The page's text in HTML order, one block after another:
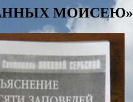
МОИСЕЮ»